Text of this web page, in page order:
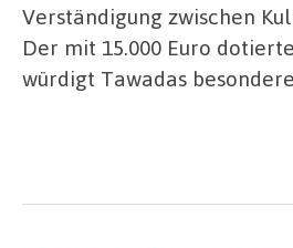
Verständigung zwischen
Der mit 15.000 Euro
würdigt Tawadas